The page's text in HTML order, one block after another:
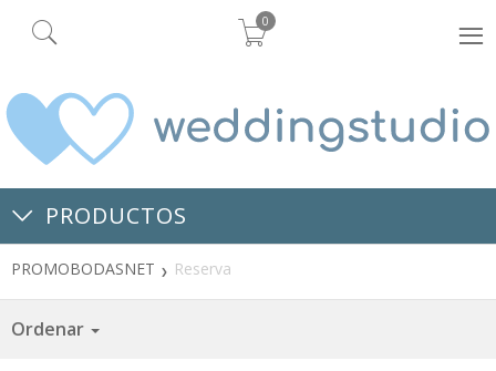
0
PRODUCTOS
PROMOBODASNET Reserva
Ordenar